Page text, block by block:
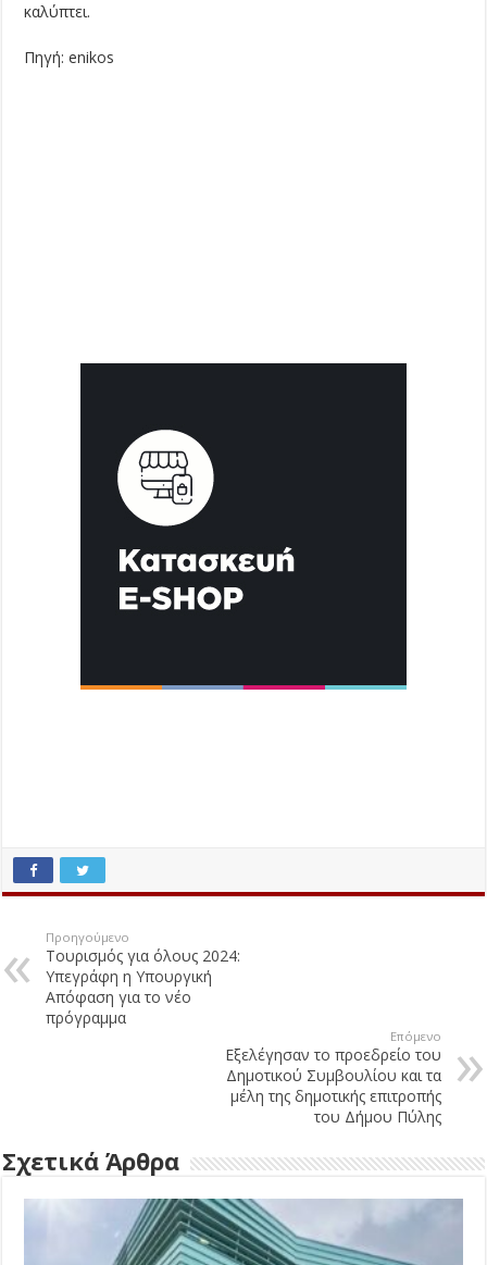
καλύπτει.
Πηγή: enikos
Προηγούμενο
Τουρισμός για όλους 2024:
Υπεγράφη η Υπουργική
Απόφαση για το νέο
πρόγραμμα
Επόμενο
Εξελέγησαν το προεδρείο του
Δημοτικού Συμβουλίου και τα
μέλη της δημοτικής επιτροπής
του Δήμου Πύλης
Σχετικά Άρθρα